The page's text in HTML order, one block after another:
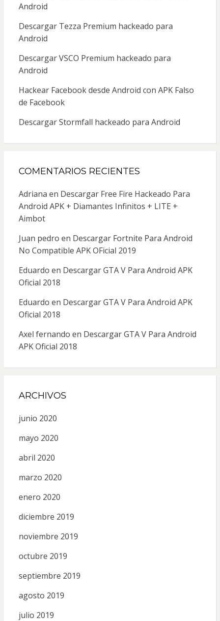
Android
Descargar Tezza Premium hackeado para
Android
Descargar VSCO Premium hackeado para
Android
Hackear Facebook desde Android con APK Falso
de Facebook
Descargar Stormfall hackeado para Android
COMENTARIOS RECIENTES
Adriana en Descargar Free Fire Hackeado Para
Android APK + Diamantes Infinitos + LITE +
Aimbot
Juan pedro en Descargar Fortnite Para Android
No Compatible APK OFicial 2019
Eduardo en Descargar GTA V Para Android APK
Oficial 2018
Eduardo en Descargar GTA V Para Android APK
Oficial 2018
Axel fernando en Descargar GTA V Para Android
APK Oficial 2018
ARCHIVOS
junio 2020
mayo 2020
abril 2020
marzo 2020
enero 2020
diciembre 2019
noviembre 2019
octubre 2019
septiembre 2019
agosto 2019
julio 2019